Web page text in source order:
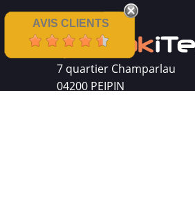
7 quartier Champarlau
04200 PEIPIN
AVIS CLIENTS